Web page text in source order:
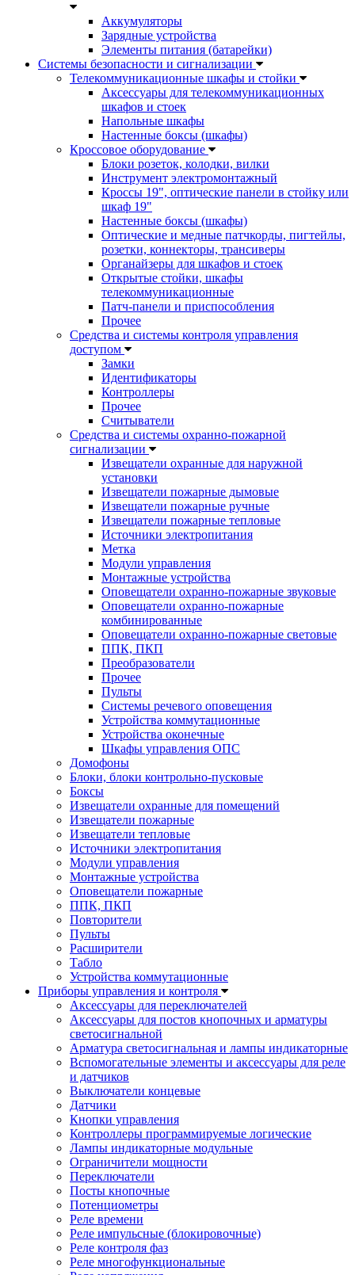
Аккумуляторы
Зарядные устройства
Элементы питания (батарейки)
Системы безопасности и сигнализации
Телекоммуникационные шкафы и стойки
Аксессуары для телекоммуникационных
шкафов и стоек
Напольные шкафы
Настенные боксы (шкафы)
Кроссовое оборудование
Блоки розеток, колодки, вилки
Инструмент электромонтажный
Кроссы 19", оптические панели в стойку или
шкаф 19"
Настенные боксы (шкафы)
Оптические и медные патчкорды, пигтейлы,
розетки, коннекторы, трансиверы
Органайзеры для шкафов и стоек
Открытые стойки, шкафы
телекоммуникационные
Патч-панели и приспособления
Прочее
Средства и системы контроля управления
доступом
Замки
Идентификаторы
Контроллеры
Прочее
Считыватели
Средства и системы охранно-пожарной
сигнализации
Извещатели охранные для наружной
установки
Извещатели пожарные дымовые
Извещатели пожарные ручные
Извещатели пожарные тепловые
Источники электропитания
Метка
Модули управления
Монтажные устройства
Оповещатели охранно-пожарные звуковые
Оповещатели охранно-пожарные
комбинированные
Оповещатели охранно-пожарные световые
ППК, ПКП
Преобразователи
Прочее
Пульты
Системы речевого оповещения
Устройства коммутационные
Устройства оконечные
Шкафы управления ОПС
Домофоны
Блоки, блоки контрольно-пусковые
Боксы
Извещатели охранные для помещений
Извещатели пожарные
Извещатели тепловые
Источники электропитания
Модули управления
Монтажные устройства
Оповещатели пожарные
ППК, ПКП
Повторители
Пульты
Расширители
Табло
Устройства коммутационные
Приборы управления и контроля
Аксессуары для переключателей
Аксессуары для постов кнопочных и арматуры
светосигнальной
Арматура светосигнальная и лампы индикаторные
Вспомогательные элементы и аксессуары для реле
и датчиков
Выключатели концевые
Датчики
Кнопки управления
Контроллеры программируемые логические
Лампы индикаторные модульные
Ограничители мощности
Переключатели
Посты кнопочные
Потенциометры
Реле времени
Реле импульсные (блокировочные)
Реле контроля фаз
Реле многофункциональные